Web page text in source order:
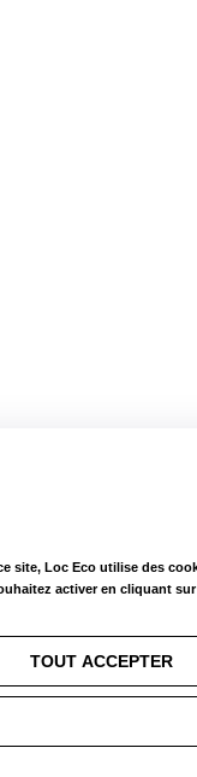
site, Loc Eco utilise des
activer en cliquant
TOUT ACCEPTER